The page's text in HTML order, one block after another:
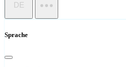
DE
Sprache